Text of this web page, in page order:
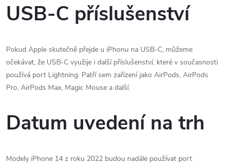
USB-C příslušenství
Pokud Apple skutečně přejde u iPhonu na USB-C, můžeme
očekávat, že USB-C využije i další příslušenství, které v současnosti
používá port Lightning. Patří sem zařízení jako AirPods, AirPods
Pro, AirPods Max, Magic Mouse a další.
Datum uvedení na trh
Modely iPhone 14 z roku 2022 budou nadále používat port